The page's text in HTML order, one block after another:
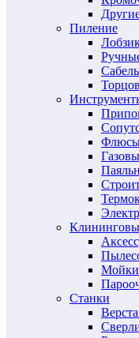
Пиление
Мойки
Станки